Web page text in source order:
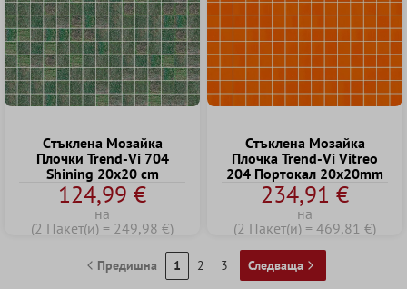
Cтъклена Mозайка
Плочки Trend-Vi 704
Shining 20x20 cm
124,99 €
на
(2 Пакет(и) = 249,98 €)
Cтъклена Mозайка
Плочка Trend-Vi Vitreo
204 Портокал 20x20mm
234,91 €
на
(2 Пакет(и) = 469,81 €)
Предишна 1 2 3 Следваща